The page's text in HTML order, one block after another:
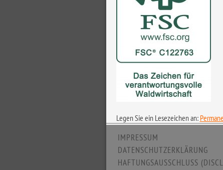
Legen Sie ein Lesezeichen an:
IMPRESSUM
DATENSCHUTZERKLÄRUNG
HAFTUNGSAUSSCHLUSS